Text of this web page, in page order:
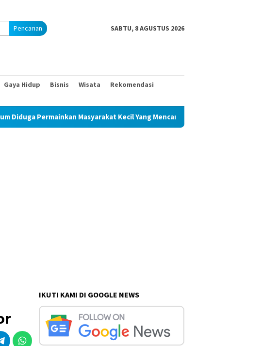
Pencarian SABTU, 8 AGUSTUS 2026
Gaya Hidup Bisnis Wisata
Rekomendasi
Masyarakat Kecil Yang Mencari Keadilan
IKUTI KAMI DI GOOGLE NEWS